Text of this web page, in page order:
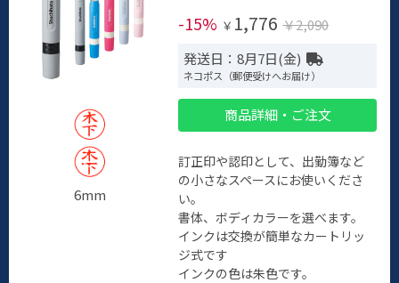
6mm
-15% ￥ 1,776 ￥2,090
発送日：8月7日(金)
ネコポス（郵便受けへお届け）
商品詳細・ご注文
訂正印や認印として、出勤簿など
の小さなスペースにお使いくださ
い。
書体、ボディカラーを選べます。
インクは交換が簡単なカートリッ
ジ式です
インクの色は朱色です。